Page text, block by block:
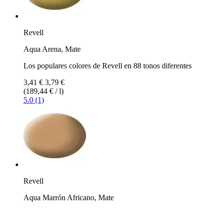
Revell
Aqua Arena, Mate
Los populares colores de Revell en 88 tonos diferentes
3,41 € 3,79 €
(189,44 € / l)
5.0 (1)
Revell
Aqua Marrón Africano, Mate